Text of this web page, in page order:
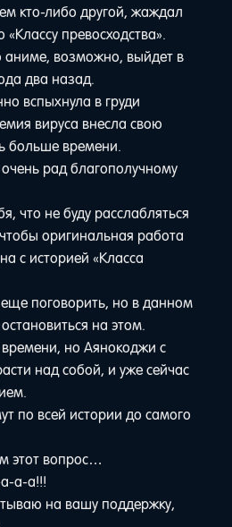
кто-либо другой, жаждал
превосходства».
аниме, возможно, выйдет в
два назад.
вспыхнула в груди
вируса внесла свою
больше времени.
рад благополучному
что не буду расслабляться
оригинальная работа
с историей «Класса
поговорить, но в данном
на этом.
но Аянокоджи с
над собой, и уже сейчас
по всей истории до самого
этот вопрос…
а-а!!!
на вашу поддержку,